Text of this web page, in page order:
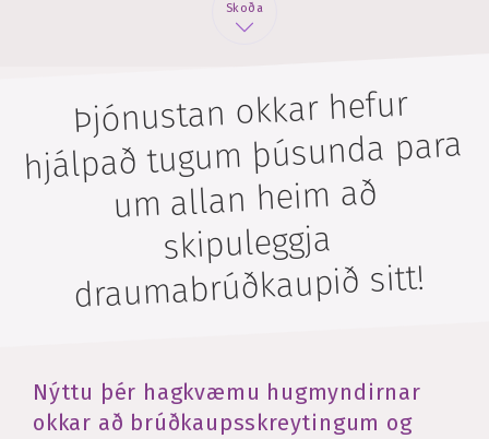
Skoða
Þjónustan okkar hefur
hjálpað tugum þúsunda para
um allan heim að
skipuleggja
draumabrúðkaupið sitt!
Nýttu þér hagkvæmu hugmyndirnar
okkar að brúðkaupsskreytingum og